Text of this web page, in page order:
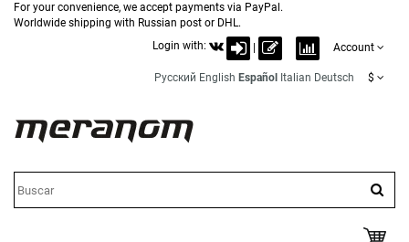
For your convenience, we accept payments via PayPal.
Worldwide shipping with Russian post or DHL.
Login with:
Account
Русский English Español Italian Deutsch $